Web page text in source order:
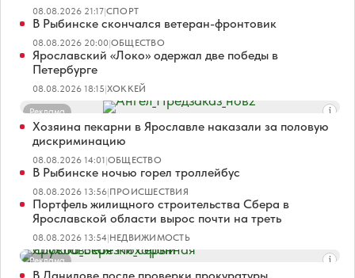
08.08.2026 21:17|СПОРТ
В Рыбинске скончался ветеран-фронтовик
08.08.2026 20:00|ОБЩЕСТВО
Ярославский «Локо» одержал две победы в
Петербурге
08.08.2026 18:15|ХОККЕЙ
Реклама
Хозяина пекарни в Ярославле наказали за половую
дискриминацию
08.08.2026 14:01|ОБЩЕСТВО
В Рыбинске ночью горел троллейбус
08.08.2026 13:56|ПРОИСШЕСТВИЯ
Портфель жилищного строительства Сбера в
Ярославской области вырос почти на треть
08.08.2026 13:54|НЕДВИЖИМОСТЬ
Реклама
В Данилове после проверки прокуратуры